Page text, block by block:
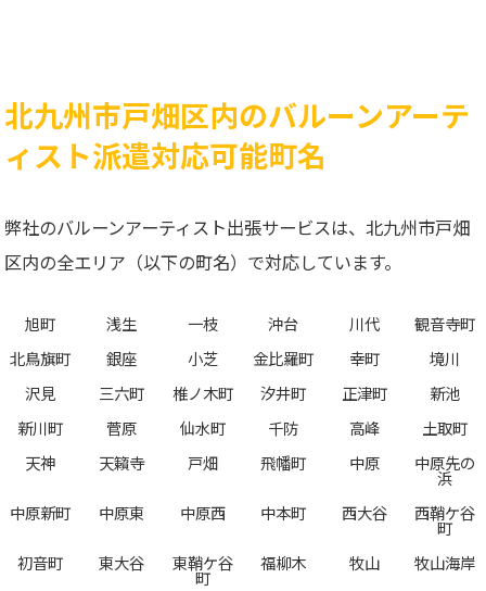
北九州市戸畑区内のバルーンアーテ
ィスト派遣対応可能町名
弊社のバルーンアーティスト出張サービスは、北九州市戸畑
区内の全エリア（以下の町名）で対応しています。
旭町 浅生 一枝 沖台 川代
観音寺町
北鳥旗町
銀座 小芝 金比羅町 幸町
境川
沢見
三六町 椎ノ木町 汐井町 正津町
新池
新川町
菅原 仙水町 千防 高峰
土取町
天神
天籟寺 戸畑 飛幡町 中原 中原先の
浜
中原新町
中原東 中原西 中本町 西大谷 西鞘ケ谷
町
初音町
東大谷 東鞘ケ谷
町
福柳木 牧山 牧山海岸